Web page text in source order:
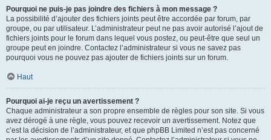
Pourquoi ne puis-je pas joindre des fichiers à mon message ?
La possibilité d’ajouter des fichiers joints peut être accordée par forum, par
groupe, ou par utilisateur. L’administrateur peut ne pas avoir autorisé l’ajout de
fichiers joints pour le forum dans lequel vous postez, ou peut-être que seul un
groupe peut en joindre. Contactez l’administrateur si vous ne savez pas
pourquoi vous ne pouvez pas ajouter de fichiers joints sur un forum.
Haut
Pourquoi ai-je reçu un avertissement ?
Chaque administrateur a son propre ensemble de règles pour son site. Si vous
avez dérogé à une règle, vous pouvez recevoir un avertissement. Notez que
c’est la décision de l’administrateur, et que phpBB Limited n’est pas concerné